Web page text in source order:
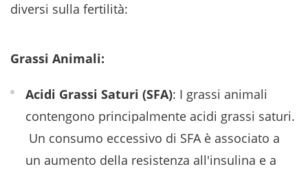
diversi sulla fertilità:
Grassi Animali:
Acidi Grassi Saturi (SFA): I grassi animali
contengono principalmente acidi grassi saturi.
​ Un consumo eccessivo di SFA è associato a
un aumento della resistenza all'insulina e a